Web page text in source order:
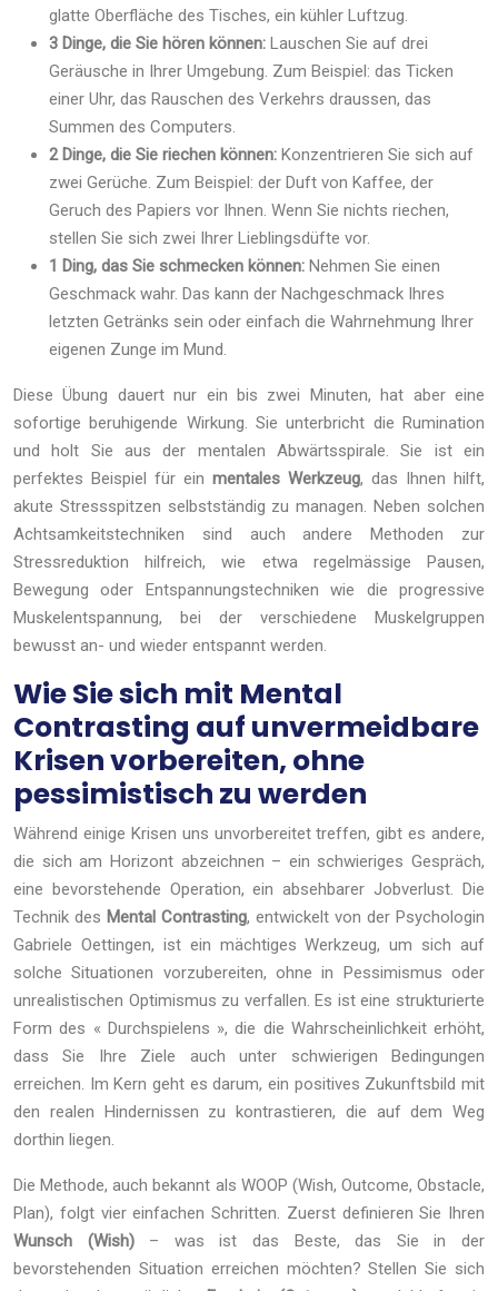
glatte Oberfläche des Tisches, ein kühler Luftzug.
3 Dinge, die Sie hören können: Lauschen Sie auf drei
Geräusche in Ihrer Umgebung. Zum Beispiel: das Ticken
einer Uhr, das Rauschen des Verkehrs draussen, das
Summen des Computers.
2 Dinge, die Sie riechen können: Konzentrieren Sie sich auf
zwei Gerüche. Zum Beispiel: der Duft von Kaffee, der
Geruch des Papiers vor Ihnen. Wenn Sie nichts riechen,
stellen Sie sich zwei Ihrer Lieblingsdüfte vor.
1 Ding, das Sie schmecken können: Nehmen Sie einen
Geschmack wahr. Das kann der Nachgeschmack Ihres
letzten Getränks sein oder einfach die Wahrnehmung Ihrer
eigenen Zunge im Mund.
Diese Übung dauert nur ein bis zwei Minuten, hat aber eine
sofortige beruhigende Wirkung. Sie unterbricht die Rumination
und holt Sie aus der mentalen Abwärtsspirale. Sie ist ein
perfektes Beispiel für ein mentales Werkzeug, das Ihnen hilft,
akute Stressspitzen selbstständig zu managen. Neben solchen
Achtsamkeitstechniken sind auch andere Methoden zur
Stressreduktion hilfreich, wie etwa regelmässige Pausen,
Bewegung oder Entspannungstechniken wie die progressive
Muskelentspannung, bei der verschiedene Muskelgruppen
bewusst an- und wieder entspannt werden.
Wie Sie sich mit Mental
Contrasting auf unvermeidbare
Krisen vorbereiten, ohne
pessimistisch zu werden
Während einige Krisen uns unvorbereitet treffen, gibt es andere,
die sich am Horizont abzeichnen – ein schwieriges Gespräch,
eine bevorstehende Operation, ein absehbarer Jobverlust. Die
Technik des Mental Contrasting, entwickelt von der Psychologin
Gabriele Oettingen, ist ein mächtiges Werkzeug, um sich auf
solche Situationen vorzubereiten, ohne in Pessimismus oder
unrealistischen Optimismus zu verfallen. Es ist eine strukturierte
Form des « Durchspielens », die die Wahrscheinlichkeit erhöht,
dass Sie Ihre Ziele auch unter schwierigen Bedingungen
erreichen. Im Kern geht es darum, ein positives Zukunftsbild mit
den realen Hindernissen zu kontrastieren, die auf dem Weg
dorthin liegen.
Die Methode, auch bekannt als WOOP (Wish, Outcome, Obstacle,
Plan), folgt vier einfachen Schritten. Zuerst definieren Sie Ihren
Wunsch (Wish)– was ist das Beste, das Sie in der
bevorstehenden Situation erreichen möchten? Stellen Sie sich